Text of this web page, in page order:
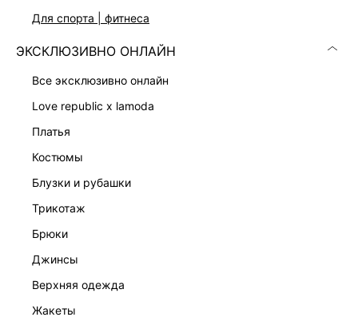
для спорта | фитнеса
ЭКСКЛЮЗИВНО ОНЛАЙН
все эксклюзивно онлайн
love republic x lamoda
платья
костюмы
блузки и рубашки
трикотаж
брюки
джинсы
верхняя одежда
жакеты